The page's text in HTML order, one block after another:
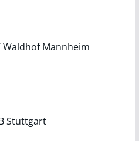
Waldhof Mannheim
Stuttgart